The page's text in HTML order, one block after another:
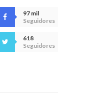
97 mil
Seguidores
618
Seguidores